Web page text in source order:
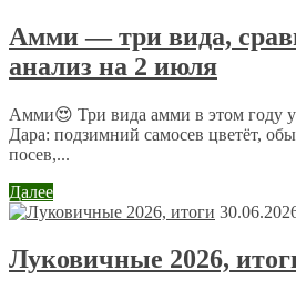
Имя*
Email*
Сайт
персональных данных.Политика
Амми — три вида,
анализ на 2 июля
Амми😍 Три вида амми в этом году
Дара: подзимний самосев цветёт,
посев,...
Далее
Луковичные 2026,